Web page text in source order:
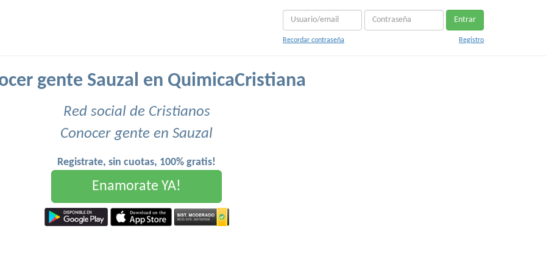
Entrar
Recordar contraseña Registro
gente Sauzal en QuimicaCristiana
Red social de Cristianos
Conocer gente en Sauzal
Registrate, sin cuotas, 100% gratis!
Enamorate YA!